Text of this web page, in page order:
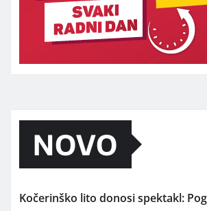
NOVO
Kočerinško lito donosi spektakl: